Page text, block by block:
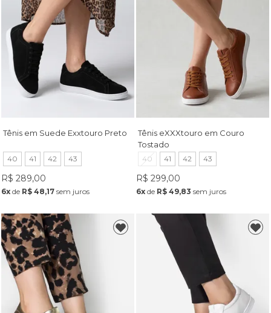
Tênis em Suede Exxtouro Preto
40 41 42 43
R$ 289,00
6xde R$ 48,17sem juros
Tênis eXXXtouro em Couro
Tostado
40 41 42 43
R$ 299,00
6x de R$ 49,83 sem juros